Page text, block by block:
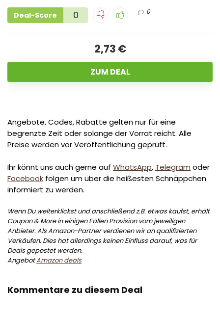
Deal-Score 0 0
2,73 €
ZUM DEAL
Angebote, Codes, Rabatte gelten nur für eine
begrenzte Zeit oder solange der Vorrat reicht. Alle
Preise werden vor Veröffentlichung geprüft.
Ihr könnt uns auch gerne auf WhatsApp, Telegram oder
Facebook folgen um über die heißesten Schnäppchen
informiert zu werden.
Wenn Du weiterklickst und anschließend z.B. etwas kaufst, erhält
Coupon & More in einigen Fällen Provision vom jeweiligen
Anbieter. Als Amazon-Partner verdienen wir an qualifizierten
Verkäufen. Dies hat allerdings keinen Einfluss darauf, was für
Deals gepostet werden.
AngebotAmazon deals
Kommentare zu diesem Deal